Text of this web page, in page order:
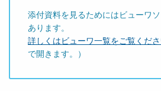
添付資料を見るためにはビューワ
あります。
詳しくはビューワ一覧をご覧くださ
で開きます。）